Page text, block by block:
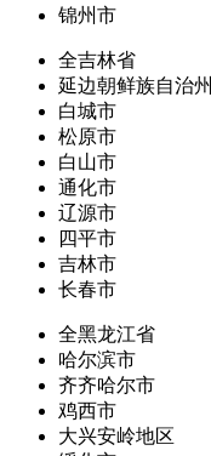
锦州市
全吉林省
延边朝鲜族自治州
白城市
松原市
白山市
通化市
辽源市
四平市
吉林市
长春市
全黑龙江省
哈尔滨市
齐齐哈尔市
鸡西市
大兴安岭地区